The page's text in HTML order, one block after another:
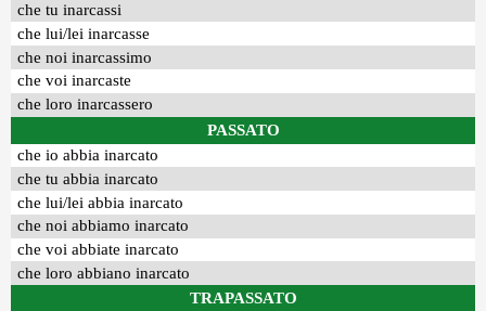
che tu inarcassi
che lui/lei inarcasse
che noi inarcassimo
che voi inarcaste
che loro inarcassero
PASSATO
che io abbia inarcato
che tu abbia inarcato
che lui/lei abbia inarcato
che noi abbiamo inarcato
che voi abbiate inarcato
che loro abbiano inarcato
TRAPASSATO